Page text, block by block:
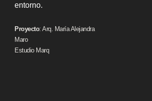
entorno.
Proyecto: Arq. María Alejandra
Maro
Estudio Marq